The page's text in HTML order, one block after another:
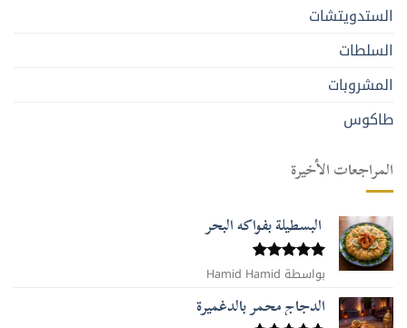
الستدويتشات
السلطات
المشروبات
طاكوس
المراجعات الأخيرة
البسطيلة بفواكه البحر
تم التقييم
5من 5
بواسطة Hamid Hamid
الدجاج محمر بالدغميرة